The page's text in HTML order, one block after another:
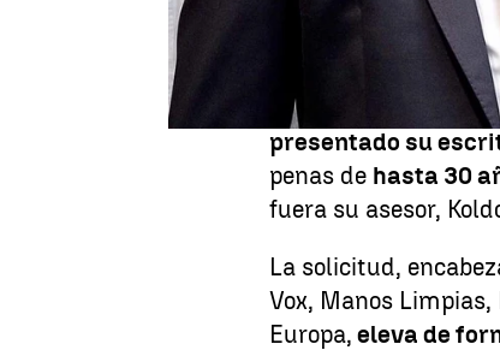
exministro José Luis
La derivada judicial
decisivo después
presentado su
penas de hasta 30
fuera su asesor,
La solicitud,
Vox, Manos
Europa, eleva de